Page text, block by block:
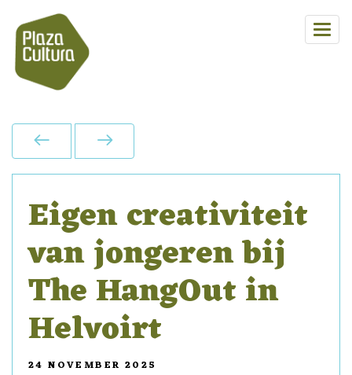
Eigen creativiteit
van jongeren bij
The HangOut in
Helvoirt
24 NOVEMBER 2025